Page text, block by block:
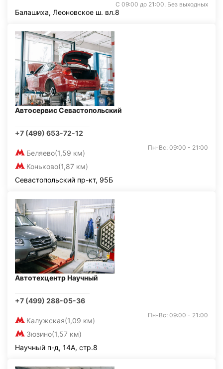
С 09:00 до 21:00. Без выходных
Балашиха, Леоновское ш. вл.8
Автосервис Севастопольский
+7 (499) 653-72-12
Беляево(1,59 км)
Коньково(1,87 км)
Пн-Вс: 09:00 - 21:00
Севастопольский пр-кт, 95Б
Автотехцентр Научный
+7 (499) 288-05-36
Калужская(1,09 км)
Зюзино(1,57 км)
Пн-Вс: 09:00 - 21:00
Научный п-д, 14А, стр.8